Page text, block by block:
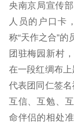
央南京局宣传
人员的户口卡
称“天作之合”
团驻梅园新村
在一段红绸布上
代表团同仁签名
互信、互勉、
命伴侣的相处